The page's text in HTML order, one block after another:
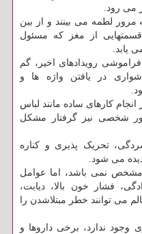
می رود.
لطمه می بینند و از بین
از مغز که مسئول
یابد.
فراموشی رویدادهای اخیر، گم
در یافتن واژه ها و
کارهای ساده مانند لباس
شخصی نیز گرفتار مشکل
تحریک پذیری و کناره
می شود.
مشخص نمی باشد، اما عوامل
فشار خون بالا، دیابت،
می توانند خطر مبتلاشدن را
وجود ندارد، برخی داروها و